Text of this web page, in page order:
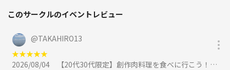
このサークルのイベントレビュー
@TAKAHIRO13
★★★★★
2026/08/04
【20代30代限定】創作肉料理を食べに行こう！おすすめは焼肉串🦊🦊に参加